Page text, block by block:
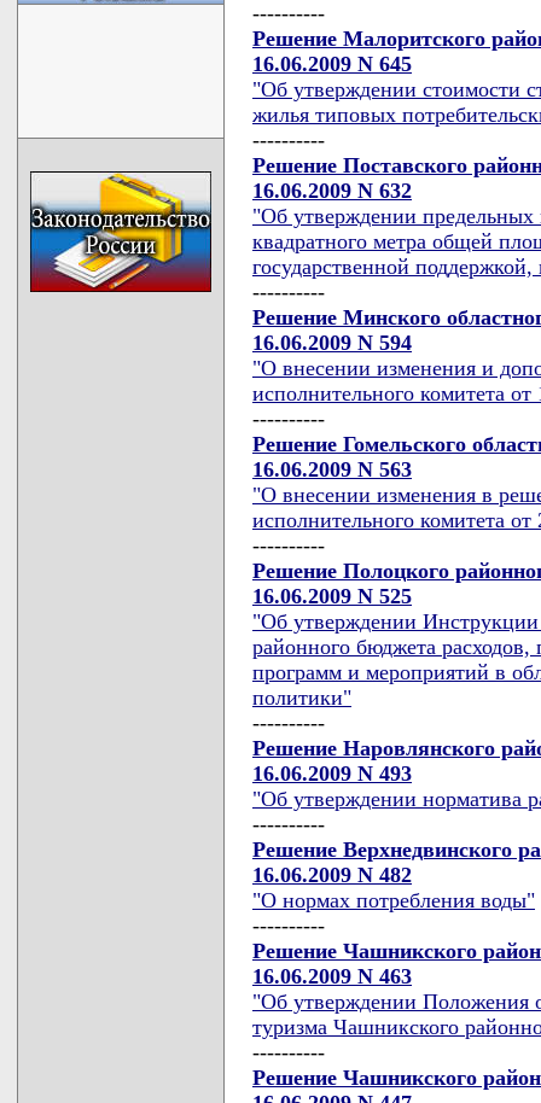
----------
Решение Малоритского
16.06.2009 N 645
"Об утверждении стоимости
жилья типовых
----------
Решение Поставского
16.06.2009 N 632
"Об утверждении предельных
квадратного метра общей
государственной
----------
Решение Минского
16.06.2009 N 594
"О внесении изменения и
исполнительного комитета
----------
Решение Гомельского
16.06.2009 N 563
"О внесении изменения в
исполнительного комитета
----------
Решение Полоцкого
16.06.2009 N 525
"Об утверждении Инструкции
районного бюджета
программ и мероприятий в
политики"
----------
Решение Наровлянского
16.06.2009 N 493
"Об утверждении норматива
----------
Решение Верхнедвинского
16.06.2009 N 482
"О нормах потребления воды"
----------
Решение Чашникского
16.06.2009 N 463
"Об утверждении Положения
туризма Чашникского
----------
Решение Чашникского